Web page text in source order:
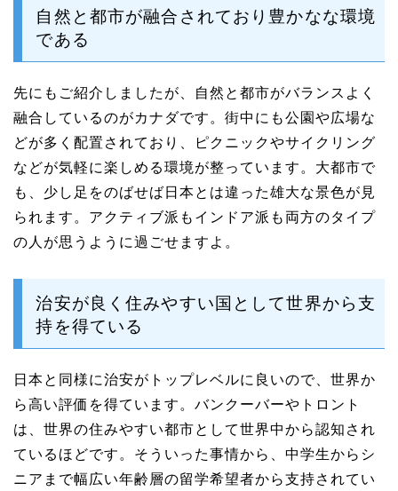
自然と都市が融合されており豊かなな環境
である
先にもご紹介しましたが、自然と都市がバランスよく
融合しているのがカナダです。街中にも公園や広場な
どが多く配置されており、ピクニックやサイクリング
などが気軽に楽しめる環境が整っています。大都市で
も、少し足をのばせば日本とは違った雄大な景色が見
られます。アクティブ派もインドア派も両方のタイプ
の人が思うように過ごせますよ。
治安が良く住みやすい国として世界から支
持を得ている
日本と同様に治安がトップレベルに良いので、世界か
ら高い評価を得ています。バンクーバーやトロント
は、世界の住みやすい都市として世界中から認知され
ているほどです。そういった事情から、中学生からシ
ニアまで幅広い年齢層の留学希望者から支持されてい